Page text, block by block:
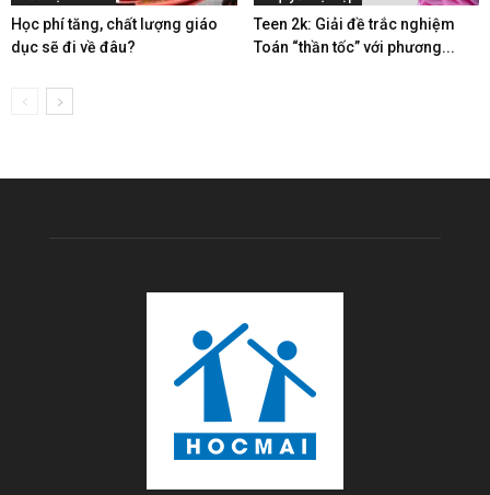
Học phí tăng, chất lượng giáo
dục sẽ đi về đâu?
Teen 2k: Giải đề trắc nghiệm
Toán “thần tốc” với phương...